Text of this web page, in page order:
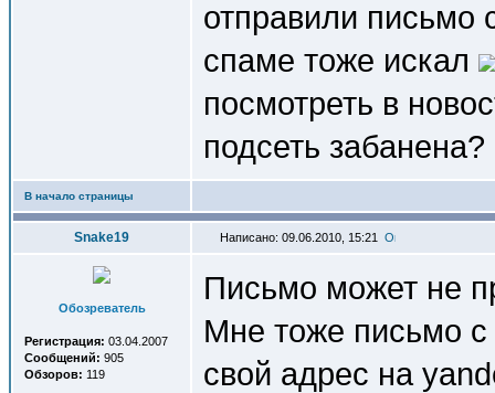
отправили письмо
спаме тоже искал
посмотреть в
подсеть забанена?
В начало страницы
Snake19 Написано: 09.06.2010, 15:21
Обозреватель
Регистрация: 03.04.2007
Сообщений: 905
Обзоров: 119
Письмо может не
Мне тоже письмо с
свой адрес на